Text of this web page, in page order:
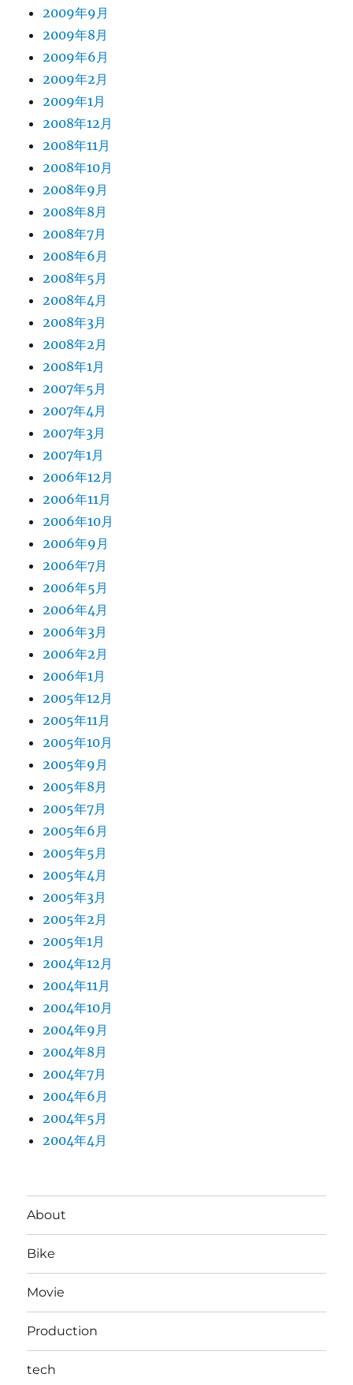
2009年9月
2009年8月
2009年6月
2009年2月
2009年1月
2008年12月
2008年11月
2008年10月
2008年9月
2008年8月
2008年7月
2008年6月
2008年5月
2008年4月
2008年3月
2008年2月
2008年1月
2007年5月
2007年4月
2007年3月
2007年1月
2006年12月
2006年11月
2006年10月
2006年9月
2006年7月
2006年5月
2006年4月
2006年3月
2006年2月
2006年1月
2005年12月
2005年11月
2005年10月
2005年9月
2005年8月
2005年7月
2005年6月
2005年5月
2005年4月
2005年3月
2005年2月
2005年1月
2004年12月
2004年11月
2004年10月
2004年9月
2004年8月
2004年7月
2004年6月
2004年5月
2004年4月
About
Bike
Movie
Production
tech